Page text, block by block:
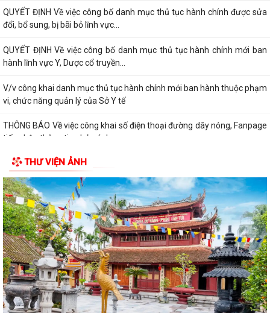
QUYẾT ĐỊNH Về việc công bố danh mục thủ tục hành chính được sửa
đổi, bổ sung, bị bãi bỏ lĩnh vực...
QUYẾT ĐỊNH Về việc công bố danh mục thủ tục hành chính mới ban
hành lĩnh vực Y, Dược cổ truyền...
V/v công khai danh mục thủ tục hành chính mới ban hành thuộc phạm
vi, chức năng quản lý của Sở Y tế
THÔNG BÁO Về việc công khai số điện thoại đường dây nóng, Fanpage
tiếp nhận thông tin phản ánh,...
QUYẾT ĐỊNH Về việc công bố danh mục thủ tục hành chính mới ban
hành lĩnh vực Y, Dược cổ truyền...
QUYẾT ĐỊNH Về việc công bố danh mục thủ tục hành chính được sửa
đổi, bổ sung và bị bãi bỏ lĩnh vực...
QUYẾT ĐỊNH Về việc công bố danh mục thủ tục hành chính được sửa
đổi, bổ sung và bị bãi bỏ lĩnh vực...
Kế hoạch tuyên truyền vận động và tổ chức ngày hội hiến máu tình
nguyện phường Trần Liễu năm 2026
THƯ VIỆN ẢNH